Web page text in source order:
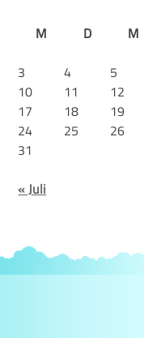
M
D M
3
4 5
10
11 12
17
18 19
24
25 26
31
« Juli